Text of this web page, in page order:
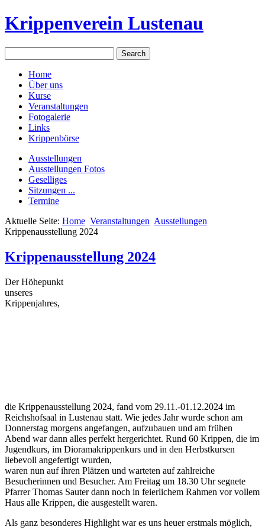
Krippenverein Lustenau
Home
Über uns
Kurse
Veranstaltungen
Fotogalerie
Links
Krippenbörse
Ausstellungen
Ausstellungen Fotos
Geselliges
Sitzungen ...
Termine
Aktuelle Seite: Home Veranstaltungen Ausstellungen
Krippenausstellung 2024
Krippenausstellung 2024
Der Höhepunkt
unseres
Krippenjahres,
die Krippenausstellung 2024, fand vom 29.11.-01.12.2024 im
Reichshofsaal in Lustenau statt. Wie jedes Jahr wurde schon am
Donnerstag morgens angefangen, aufzubauen und am frühen
Abend war dann alles perfekt hergerichtet. Rund 60 Krippen, die im
Jugendkurs, im Dioramakrippenkurs und in den Herbstkursen
liebevoll angefertigt wurden,
waren nun auf ihren Plätzen und warteten auf zahlreiche
Besucherinnen und Besucher. Am Freitag um 18.30 Uhr segnete
Pfarrer Thomas Sauter dann noch in feierlichem Rahmen vor vollem
Haus alle Krippen, die ausgestellt waren.
Als ganz besonderes Highlight war es uns heuer erstmals möglich,